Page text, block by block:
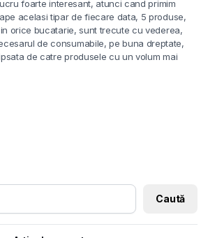
foarte interesant, atunci cand primim
acelasi tipar de fiecare data, 5 produse,
orice bucatarie, sunt trecute cu vederea,
de consumabile, pe buna dreptate,
de catre produsele cu un volum mai
Caută